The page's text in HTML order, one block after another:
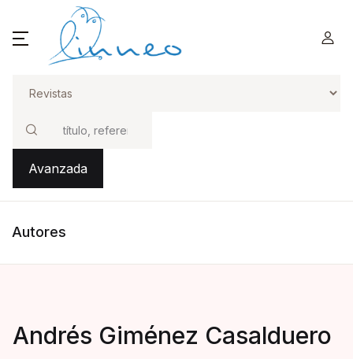
Buscar
Avanzada
Autores
Andrés Giménez Casalduero